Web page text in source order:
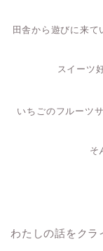
田舎から遊びに来て
スイーツ
いちごのフルーツ
そ
わたしの話をクラ